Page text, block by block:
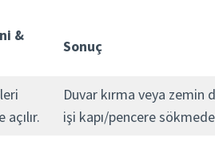
&
Sonuç
Duvar kırma veya zemin
işi kapı/pencere